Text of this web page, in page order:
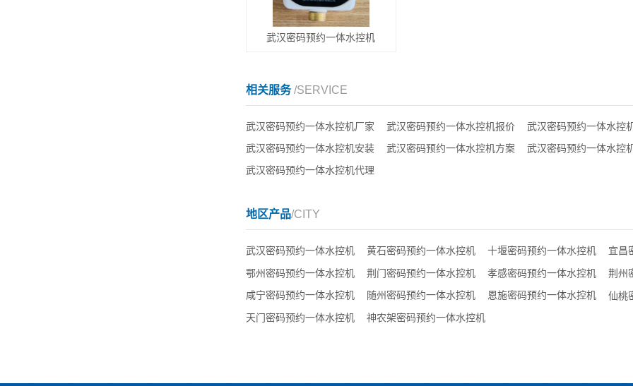
武汉密码预约一体水控机
相关服务/SERVICE
武汉密码预约一体水控机厂家 武汉密码预约一体水控机报价 武汉密码预约一体水控
武汉密码预约一体水控机安装
武汉密码预约一体水控机方案 武汉密码预约一体水控
武汉密码预约一体水控机代理
地区产品/CITY
武汉密码预约一体水控机 黄石密码预约一体水控机 十堰密码预约一体水控机 宜昌
鄂州密码预约一体水控机
荆门密码预约一体水控机 孝感密码预约一体水控机 荆州
咸宁密码预约一体水控机
随州密码预约一体水控机 恩施密码预约一体水控机 仙桃
天门密码预约一体水控机
神农架密码预约一体水控机